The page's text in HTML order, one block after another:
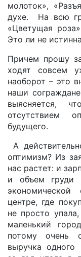
молоток»,
духе. На всю
«Цветущая
Это ли не
Причем прошу
ходят совсем
наоборот – это
наши
выясняется,
отсутствием
будущего.
А
оптимизм? Из
нас растет: и
и объем груди
центре, где
не просто
маленький
потому очень
выручка одного